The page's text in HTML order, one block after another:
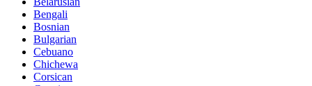
Bengali
Bosnian
Bulgarian
Cebuano
Chichewa
Corsican